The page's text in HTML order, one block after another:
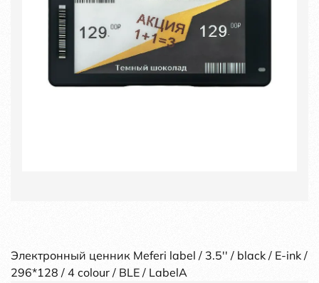
Электронный ценник Meferi label / 3.5'' / black / E-ink /
296*128 / 4 colour / BLE / LabelA